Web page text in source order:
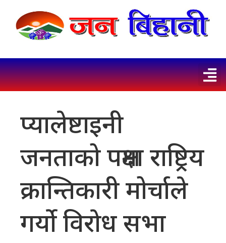
प्यालेष्टाइनी
जनताको पक्षमा राष्ट्रिय
क्रान्तिकारी मोर्चाले
गर्याे विराेध सभा